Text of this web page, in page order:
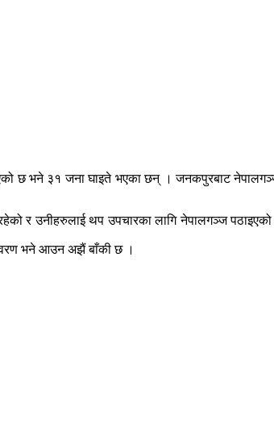
भएको छ भने ३१ जना घाइते भएका छन् । जनकपुरबाट
र उनीहरुलाई थप उपचारका लागि नेपालगञ्ज
भने आउन अझैं बाँकी छ ।